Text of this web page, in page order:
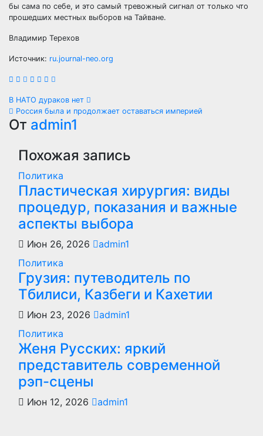
бы сама по себе, и это самый тревожный сигнал от только что
прошедших местных выборов на Тайване.
Владимир Терехов
Источник: ru.journal-neo.org
Навигация
по
записям
В НАТО дураков нет
Россия была и продолжает оставаться империей
От admin1
Похожая запись
Политика
Пластическая хирургия: виды
процедур, показания и важные
аспекты выбора
Июн 26, 2026
admin1
Политика
Грузия: путеводитель по
Тбилиси, Казбеги и Кахетии
Июн 23, 2026
admin1
Политика
Женя Русских: яркий
представитель современной
рэп-сцены
Июн 12, 2026 admin1